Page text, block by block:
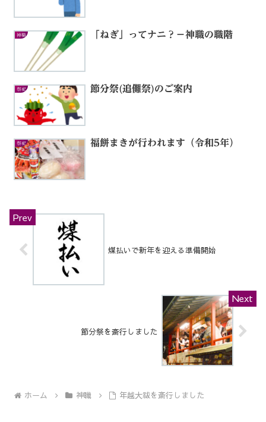
神職 「ねぎ」ってナニ？－神職の職階
祭祀 節分祭(追儺祭)のご案内
祭祀 福餅まきが行われます（令和5年）
煤払いで新年を迎える準備開始
節分祭を斎行しました
ホーム 神職 年越大祓を斎行しました